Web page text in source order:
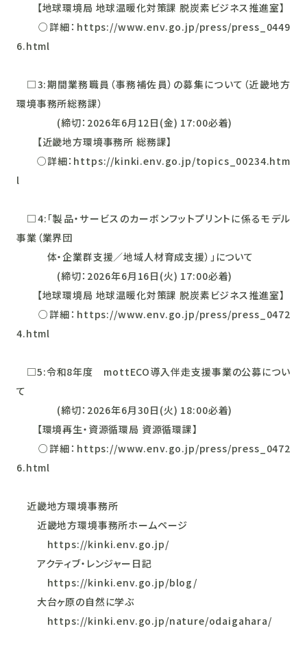
【地球環境局 地球温暖化対策課 脱炭素ビジネス推進室】
○詳細：https://www.env.go.jp/press/press_0449
6.html
□3:期間業務職員（事務補佐員）の募集について（近畿地方
環境事務所総務課）
(締切：2026年6月12日(金) 17:00必着)
【近畿地方環境事務所 総務課】
○詳細：https://kinki.env.go.jp/topics_00234.htm
l
□4:「製品・サービスのカーボンフットプリントに係るモデル
事業（業界団
体・企業群支援／地域人材育成支援）」について
(締切：2026年6月16日(火) 17:00必着)
【地球環境局 地球温暖化対策課 脱炭素ビジネス推進室】
○詳細：https://www.env.go.jp/press/press_0472
4.html
□5:令和8年度 mottECO導入伴走支援事業の公募につい
て
(締切：2026年6月30日(火) 18:00必着)
【環境再生・資源循環局 資源循環課】
○詳細：https://www.env.go.jp/press/press_0472
6.html
近畿地方環境事務所
近畿地方環境事務所ホームページ
https://kinki.env.go.jp/
アクティブ・レンジャー日記
https://kinki.env.go.jp/blog/
大台ヶ原の自然に学ぶ
https://kinki.env.go.jp/nature/odaigahara/